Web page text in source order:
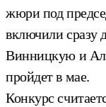
жюри под
включили сразу
Винницкую и
пройдет в мае.
Конкурс